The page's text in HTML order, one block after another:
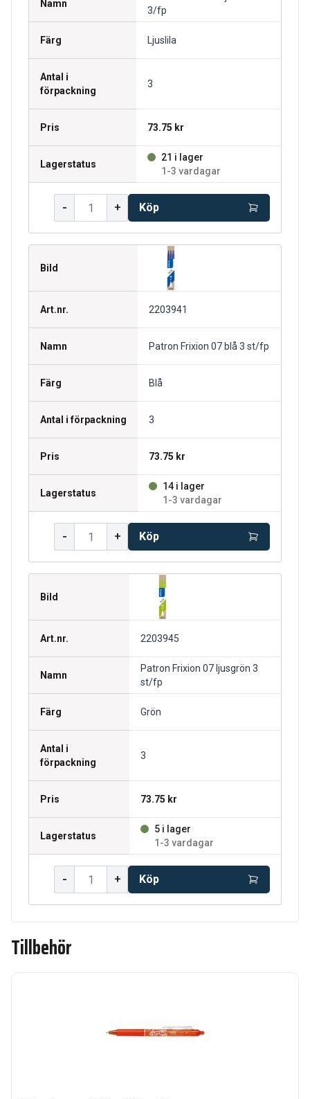
Namn
3/fp
Färg Ljuslila
Antal i
förpackning
3
Pris 73.75 kr
Lagerstatus
21 i lager
1-3 vardagar
- + Köp
Bild
Art.nr. 2203941
Namn Patron Frixion 07 blå 3 st/fp
Färg Blå
Antal i förpackning 3
Pris 73.75 kr
Lagerstatus
14 i lager
1-3 vardagar
- + Köp
Bild
Art.nr. 2203945
Namn
Patron Frixion 07 ljusgrön 3
st/fp
Färg Grön
Antal i
förpackning
3
Pris 73.75 kr
Lagerstatus
5 i lager
1-3 vardagar
- + Köp
Tillbehör